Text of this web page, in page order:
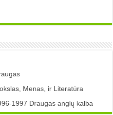
Menas, ir Literatūra
1997 Draugas anglų kalba